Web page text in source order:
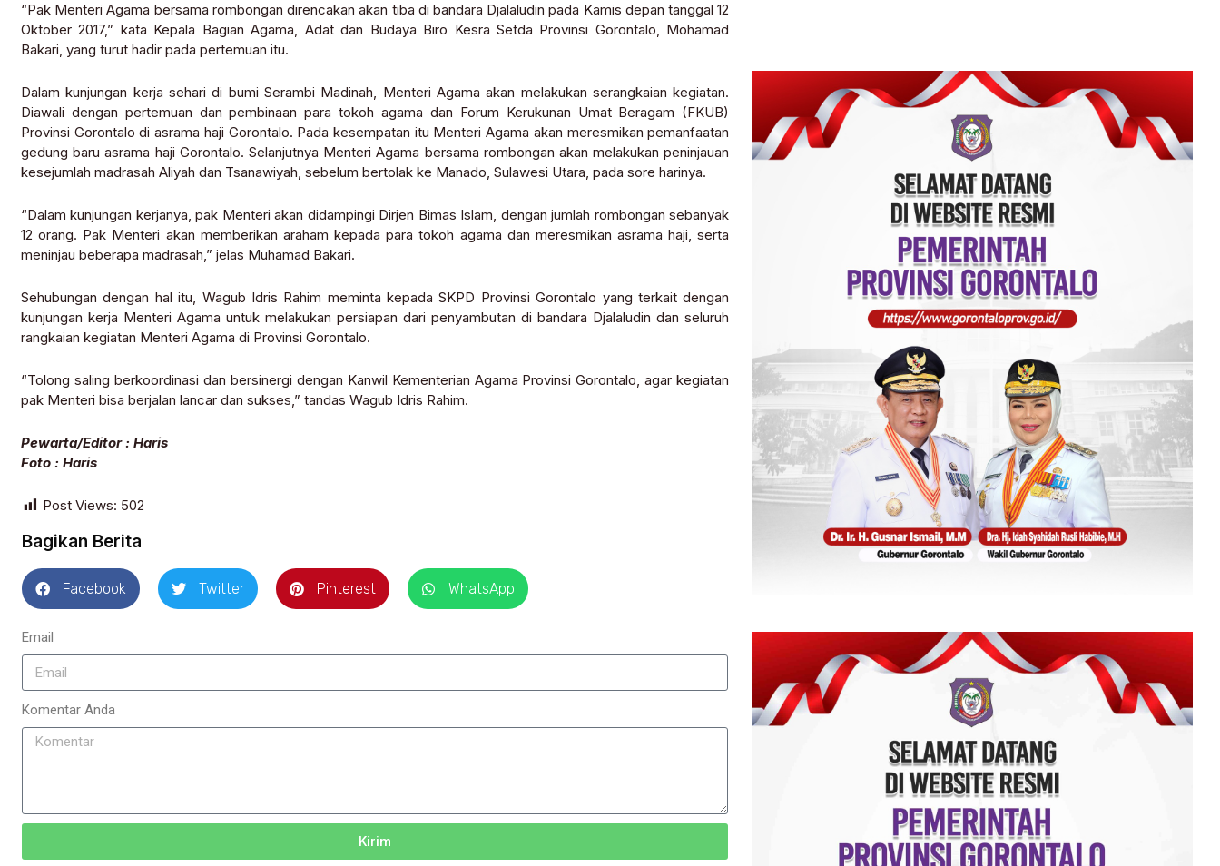
“Pak Menteri Agama bersama rombongan direncakan akan tiba di bandara Djalaludin pada Kamis depan tanggal 12
Oktober 2017,” kata Kepala Bagian Agama, Adat dan Budaya Biro Kesra Setda Provinsi Gorontalo, Mohamad
Bakari, yang turut hadir pada pertemuan itu.
Dalam kunjungan kerja sehari di bumi Serambi Madinah, Menteri Agama akan melakukan serangkaian kegiatan.
Diawali dengan pertemuan dan pembinaan para tokoh agama dan Forum Kerukunan Umat Beragam (FKUB)
Provinsi Gorontalo di asrama haji Gorontalo. Pada kesempatan itu Menteri Agama akan meresmikan pemanfaatan
gedung baru asrama haji Gorontalo. Selanjutnya Menteri Agama bersama rombongan akan melakukan peninjauan
kesejumlah madrasah Aliyah dan Tsanawiyah, sebelum bertolak ke Manado, Sulawesi Utara, pada sore harinya.
“Dalam kunjungan kerjanya, pak Menteri akan didampingi Dirjen Bimas Islam, dengan jumlah rombongan sebanyak
12 orang. Pak Menteri akan memberikan araham kepada para tokoh agama dan meresmikan asrama haji, serta
meninjau beberapa madrasah,” jelas Muhamad Bakari.
Sehubungan dengan hal itu, Wagub Idris Rahim meminta kepada SKPD Provinsi Gorontalo yang terkait dengan
kunjungan kerja Menteri Agama untuk melakukan persiapan dari penyambutan di bandara Djalaludin dan seluruh
rangkaian kegiatan Menteri Agama di Provinsi Gorontalo.
“Tolong saling berkoordinasi dan bersinergi dengan Kanwil Kementerian Agama Provinsi Gorontalo, agar kegiatan
pak Menteri bisa berjalan lancar dan sukses,” tandas Wagub Idris Rahim.
Pewarta/Editor : Haris
Foto : Haris
Post Views: 502
Bagikan Berita
Facebook Twitter Pinterest WhatsApp
Email
Komentar Anda
Kirim